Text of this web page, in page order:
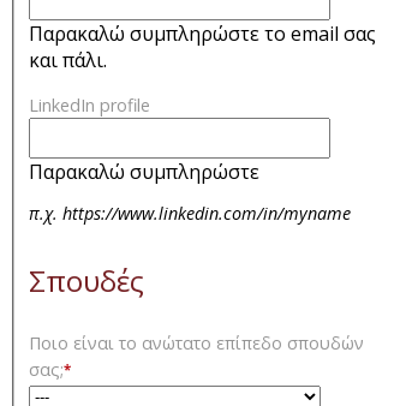
Παρακαλώ συμπληρώστε το email σας
και πάλι.
LinkedIn profile
Παρακαλώ συμπληρώστε
π.χ. https://www.linkedin.com/in/myname
Σπουδές
Ποιο είναι το ανώτατο επίπεδο σπουδών
σας;*